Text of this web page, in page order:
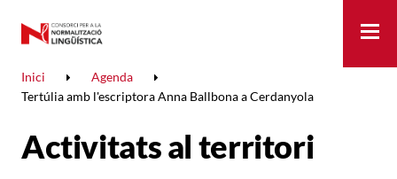
Inici
Agenda
Tertúlia amb l'escriptora Anna Ballbona a Cerdanyola
Activitats al territori